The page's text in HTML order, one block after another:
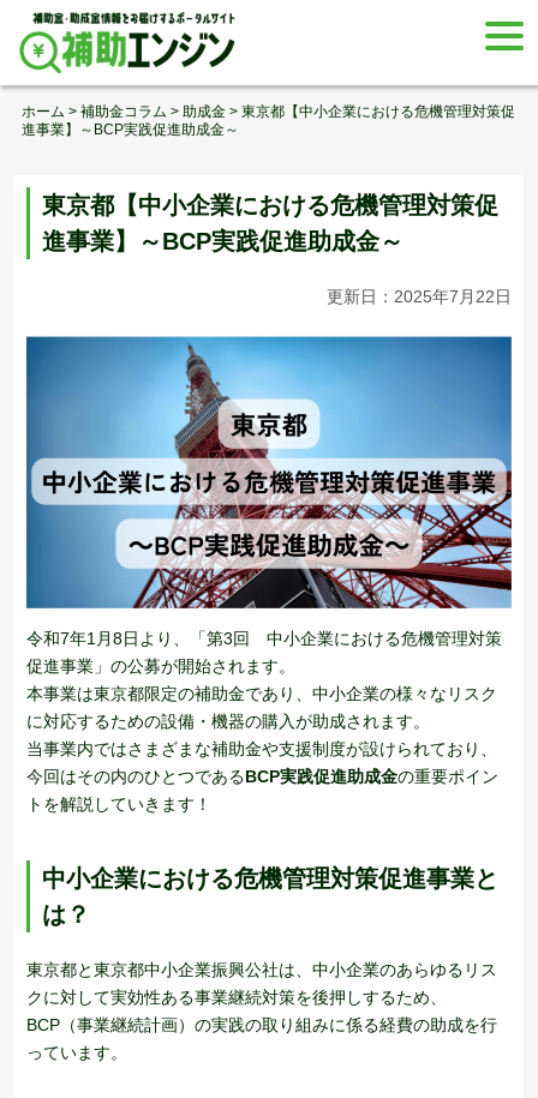
Skip
content
ホーム > 補助金コラム > 助成金 > 東京都【中小企業における危機管理対策促
進事業】～BCP実践促進助成金～
東京都【中小企業における危機管理対策促
進事業】～BCP実践促進助成金～
更新日：2025年7月22日
令和7年1月8日より、「第3回 中小企業における危機管理対策
促進事業」の公募が開始されます。
本事業は東京都限定の補助金であり、中小企業の様々なリスク
に対応するための設備・機器の購入が助成されます。
当事業内ではさまざまな補助金や支援制度が設けられており、
今回はその内のひとつであるBCP実践促進助成金の重要ポイン
トを解説していきます！
中小企業における危機管理対策促進事業と
は？
東京都と東京都中小企業振興公社は、中小企業のあらゆるリス
クに対して実効性ある事業継続対策を後押しするため、
BCP（事業継続計画）の実践の取り組みに係る経費の助成を行
っています。